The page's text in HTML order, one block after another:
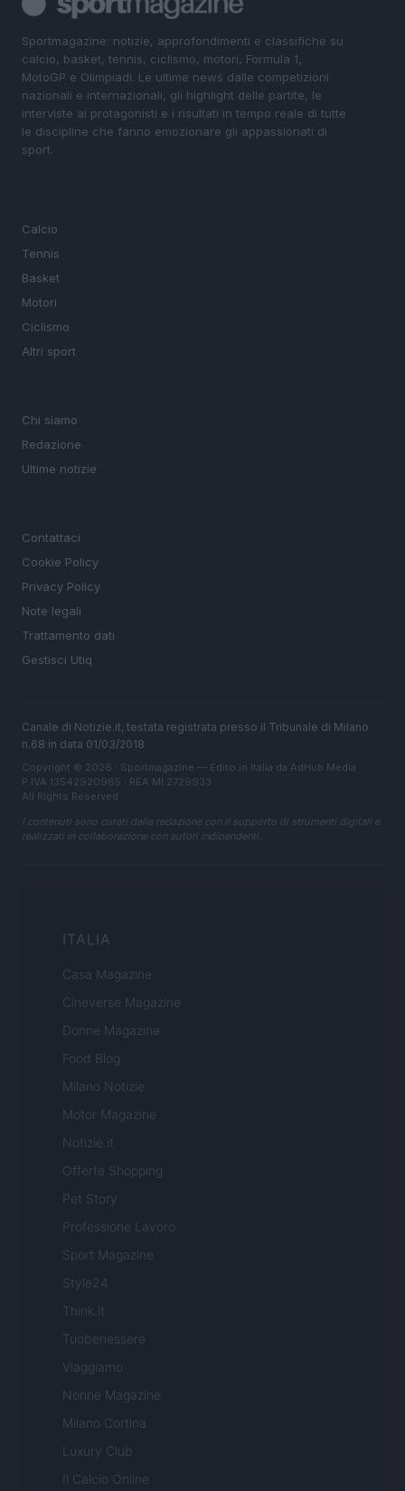
Sportmagazine: notizie, approfondimenti e classifiche su
calcio, basket, tennis, ciclismo, motori, Formula 1,
MotoGP e Olimpiadi. Le ultime news dalle competizioni
nazionali e internazionali, gli highlight delle partite, le
interviste ai protagonisti e i risultati in tempo reale di tutte
le discipline che fanno emozionare gli appassionati di
sport.
Calcio
Tennis
Basket
Motori
Ciclismo
Altri sport
Chi siamo
Redazione
Ultime notizie
Contattaci
Cookie Policy
Privacy Policy
Note legali
Trattamento dati
Gestisci Utiq
Canale di Notizie.it, testata registrata presso il Tribunale di Milano
n.68 in data 01/03/2018
Copyright © 2026 · Sportmagazine — Edito in Italia da AdHub Media
P.IVA 13542920965 · REA MI 2729933
All Rights Reserved
I contenuti sono curati dalla redazione con il supporto di strumenti digitali e
realizzati in collaborazione con autori indipendenti.
ITALIA
Casa Magazine
Cineverse Magazine
Donne Magazine
Food Blog
Milano Notizie
Motor Magazine
Notizie.it
Offerte Shopping
Pet Story
Professione Lavoro
Sport Magazine
Style24
Think.it
Tuobenessere
Viaggiamo
Nonne Magazine
Milano Cortina
Luxury Club
Il Calcio Online